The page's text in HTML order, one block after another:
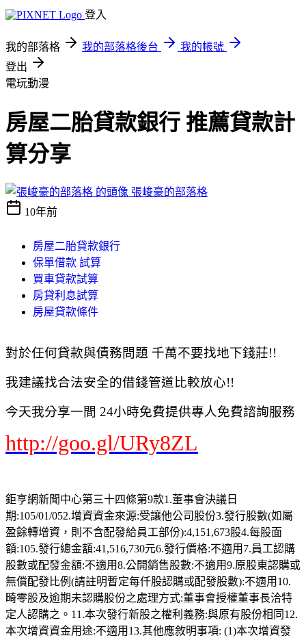
登入
我的部落格 我的部落格後台
我的帳號
登出
電玩動漫
房屋二胎貸款銀行 推薦貸款計
算分享
張峻豪的部落格
10年前
房屋二胎貸款銀行
保單借款 試算
買車貸款試算
房貸利息試算
房屋貸款條件
對於任何貸款與債務問題 千萬不要找地下錢莊!!
我建議找合法安全的借錢管道比較放心!!
今天我分享一間 24小時免費提供專人免費諮詢服務
http://goo.gl/URy8ZL
鉅亨網新聞中心第三十四條第9款1.董事會決議日
期:105/01/052.增資資金來源:受讓他公司股份3.發行股數(如屬
盈餘轉增資，則不含配發給員工部份):4,151,673股4.每股面
額:105.發行總金額:41,516,730元6.發行價格:不適用7.員工認購
股數或配發金額:不適用8.公開銷售股數:不適用9.原股東認購或
無償配發比例(請註明暫定每仟股認購或配發股數):不適用10.
畸零股及逾期未認購股份之處理方式:董事會授權董事長洽特
定人認購之。11.本次發行新股之權利義務:與原有股份相同12.
本次增資資金用途:不適用13.其他應敘明事項: (1)本次增資發